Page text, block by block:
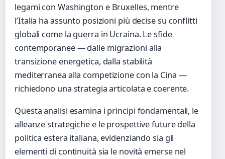
legami con Washington e Bruxelles, mentre
l’Italia ha assunto posizioni più decise su conflitti
globali come la guerra in Ucraina. Le sfide
contemporanee — dalle migrazioni alla
transizione energetica, dalla stabilità
mediterranea alla competizione con la Cina —
richiedono una strategia articolata e coerente.
Questa analisi esamina i principi fondamentali, le
alleanze strategiche e le prospettive future della
politica estera italiana, evidenziando sia gli
elementi di continuità sia le novità emerse nel